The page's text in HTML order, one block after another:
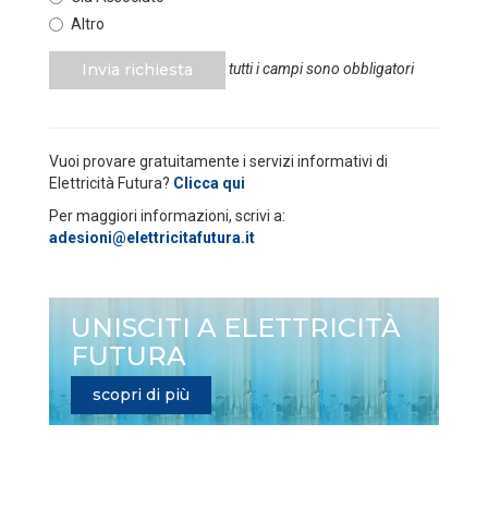
Altro
Invia richiesta tutti i campi sono obbligatori
Vuoi provare gratuitamente i servizi informativi di
Elettricità Futura? Clicca qui
Per maggiori informazioni, scrivi a:
adesioni@elettricitafutura.it
UNISCITI A ELETTRICITÀ
FUTURA
scopri di più